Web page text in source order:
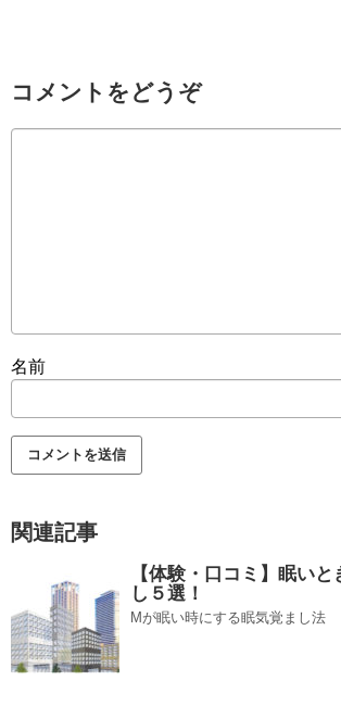
コメントをどうぞ
名前
関連記事
【体験・口コミ】眠い
し５選！
Mが眠い時にする眠気覚まし法